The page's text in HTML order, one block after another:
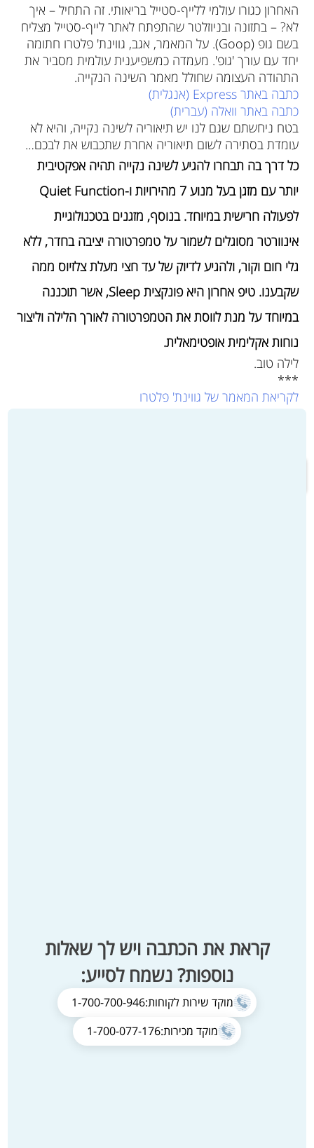
האחרון כגורו עולמי ללייף-סטייל בריאותי. זה התחיל – איך
לא? – בתזונה ובניוזלטר שהתפתח לאתר לייף-סטייל מצליח
בשם גופ (Goop). על המאמר, אגב, גווינת' פלטרו חתומה
יחד עם עורך 'גופ'. מעמדה כמשפיענית עולמית מסביר את
התהודה העצומה שחולל מאמר השינה הנקייה.
כתבה באתר Express (אנגלית)
כתבה באתר וואלה (עברית)
בטח ניחשתם שגם לנו יש תיאוריה לשינה נקייה, והיא לא
עומדת בסתירה לשום תיאוריה אחרת שתכבוש את לבכם…
כל דרך בה תבחרו להגיע לשינה נקייה תהיה אפקטיבית
יותר עם מזגן בעל מנוע 7 מהירויות ו-Quiet Function
לפעולה חרישית במיוחד. בנוסף, מזגנים בטכנולוגיית
אינוורטר מסוגלים לשמור על טמפרטורה יציבה בחדר, ללא
גלי חום וקור, ולהגיע לדיוק של עד חצי מעלת צלזיוס ממה
שקבענו. טיפ אחרון היא פונקצית Sleep, אשר תוכננה
במיוחד על מנת לווסת את הטמפרטורה לאורך הלילה וליצור
נוחות אקלימית אופטימאלית.
לילה טוב.
***
לקריאת המאמר של גווינת' פלטרו
קראת את הכתבה ויש לך שאלות
נוספות? נשמח לסייע:
מוקד שירות לקוחות:1-700-700-946
מוקד מכירות:1-700-077-176